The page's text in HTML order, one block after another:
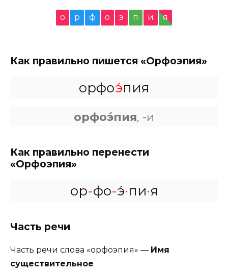
о р ф о э п и я
Как правильно пишется «Орфоэпия»
орфоэ́пия
орфоэ́пия, -и
Как правильно перенести
«Орфоэпия»
ор-фо-э́·пи·я
Часть речи
Часть речи слова «орфоэпия» — Имя
существительное